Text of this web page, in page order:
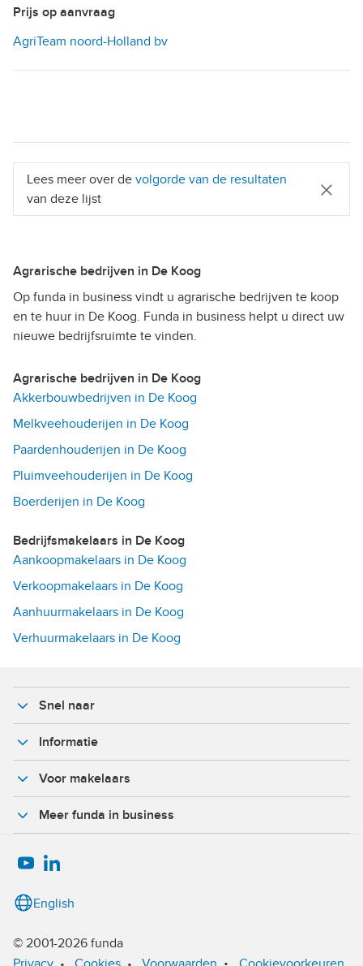
Prijs op aanvraag
AgriTeam noord-Holland bv
Lees meer over de volgorde van de resultaten
van deze lijst
Agrarische bedrijven in De Koog
Op funda in business vindt u agrarische bedrijven te koop
en te huur in De Koog. Funda in business helpt u direct uw
nieuwe bedrijfsruimte te vinden.
Agrarische bedrijven in De Koog
Akkerbouwbedrijven in De Koog
Melkveehouderijen in De Koog
Paardenhouderijen in De Koog
Pluimveehouderijen in De Koog
Boerderijen in De Koog
Bedrijfsmakelaars in De Koog
Aankoopmakelaars in De Koog
Verkoopmakelaars in De Koog
Aanhuurmakelaars in De Koog
Verhuurmakelaars in De Koog
Snel naar
Informatie
Voor makelaars
Meer funda in business
© 2001-2026 funda
English